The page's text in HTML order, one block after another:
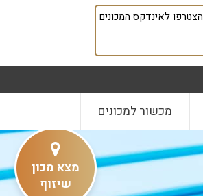
הצטרפו לאינדקס המכונים
מכשור למכונים
מצא מכון
שיזוף